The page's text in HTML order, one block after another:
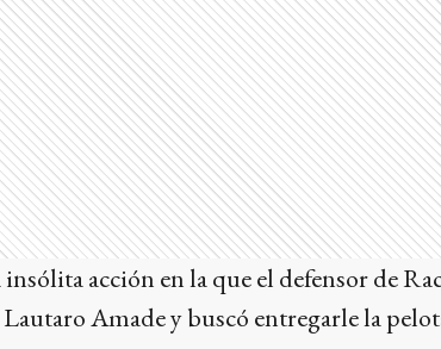
acción en la que el defensor de
Amade y buscó entregarle la